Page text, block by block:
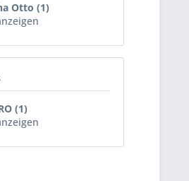
Otto (1)
(1)